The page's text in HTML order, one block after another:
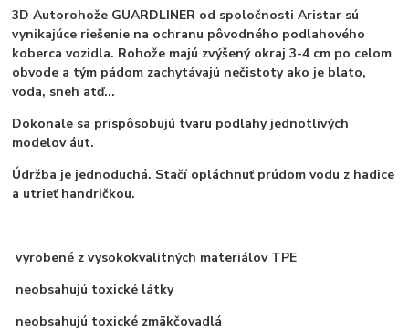
3D Autorohože GUARDLINER od spoločnosti Aristar sú
vynikajúce riešenie na ochranu pôvodného podlahového
koberca vozidla. Rohože majú zvýšený okraj 3-4 cm po celom
obvode a tým pádom zachytávajú nečistoty ako je blato,
voda, sneh atď...
Dokonale sa prispôsobujú tvaru podlahy jednotlivých
modelov áut.
Údržba je jednoduchá. Stačí opláchnuť prúdom vodu z hadice
a utrieť handričkou.
vyrobené z vysokokvalitných materiálov TPE
neobsahujú toxické látky
neobsahujú toxické zmäkčovadlá